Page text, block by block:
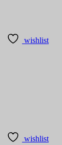
wishlist
wishlist